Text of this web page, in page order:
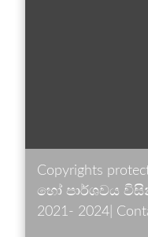
Copyrights
හෝ පාර්ශවය
2021- 2024|